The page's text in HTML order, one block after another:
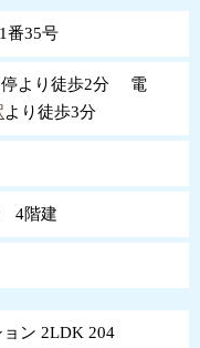
番35号
停より徒歩2分 電
より徒歩3分
4階建
ン 2LDK 204